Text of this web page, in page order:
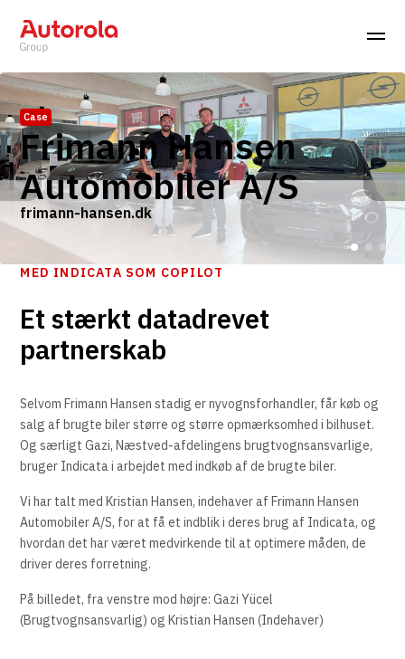
Case
Frimann Hansen
Automobiler A/S
frimann-hansen.dk
MED INDICATA SOM COPILOT
Et stærkt datadrevet
partnerskab
Selvom Frimann Hansen stadig er nyvognsforhandler, får køb og
salg af brugte biler større og større opmærksomhed i bilhuset.
Og særligt Gazi, Næstved-afdelingens brugtvognsansvarlige,
bruger Indicata i arbejdet med indkøb af de brugte biler.
Vi har talt med Kristian Hansen, indehaver af Frimann Hansen
Automobiler A/S, for at få et indblik i deres brug af Indicata, og
hvordan det har været medvirkende til at optimere måden, de
driver deres forretning.
På billedet, fra venstre mod højre: Gazi Yücel
(Brugtvognsansvarlig) og Kristian Hansen (Indehaver)